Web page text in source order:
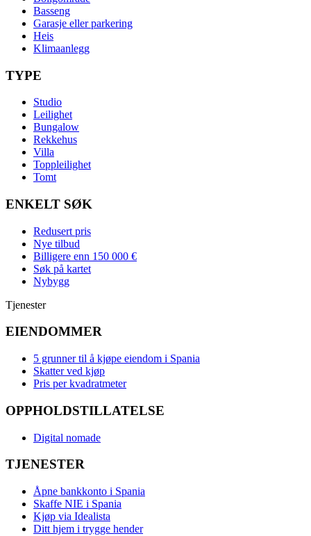
Basseng
Garasje eller parkering
Heis
Klimaanlegg
TYPE
Studio
Leilighet
Bungalow
Rekkehus
Villa
Toppleilighet
Tomt
ENKELT SØK
Redusert pris
Nye tilbud
Billigere enn 150 000 €
Søk på kartet
Nybygg
Tjenester
EIENDOMMER
5 grunner til å kjøpe eiendom i Spania
Skatter ved kjøp
Pris per kvadratmeter
OPPHOLDSTILLATELSE
Digital nomade
TJENESTER
Åpne bankkonto i Spania
Skaffe NIE i Spania
Kjøp via Idealista
Ditt hjem i trygge hender